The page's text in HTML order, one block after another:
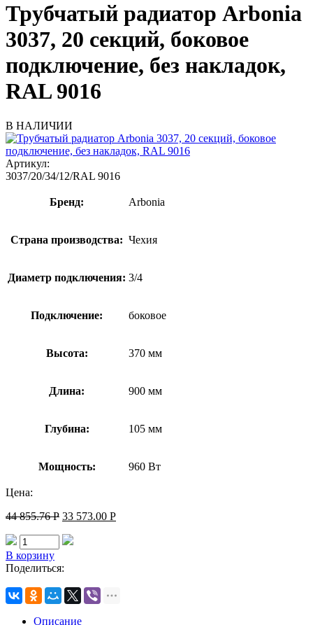
Трубчатый радиатор Arbonia
3037, 20 секций, боковое
подключение, без накладок,
RAL 9016
В НАЛИЧИИ
Артикул:
3037/20/34/12/RAL 9016
Бренд: Arbonia
Страна производства: Чехия
Диаметр подключения: 3/4
Подключение: боковое
Высота: 370 мм
Длина: 900 мм
Глубина: 105 мм
Мощность: 960 Вт
Цена:
44 855.76Р 33 573.00 Р
В корзину
Поделиться:
Описание